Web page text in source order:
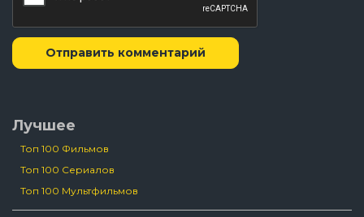
Отправить комментарий
Лучшее
Топ 100 Фильмов
Топ 100 Сериалов
Топ 100 Мультфильмов